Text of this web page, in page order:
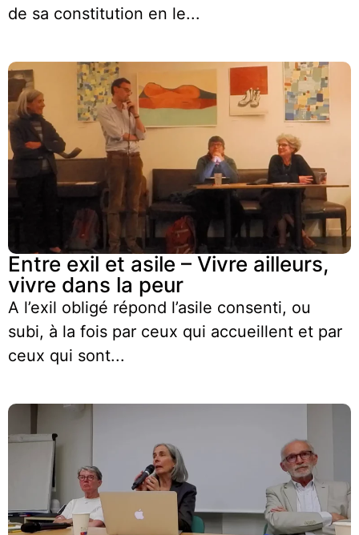
de sa constitution en le...
Entre exil et asile – Vivre ailleurs,
vivre dans la peur
A l’exil obligé répond l’asile consenti, ou
subi, à la fois par ceux qui accueillent et par
ceux qui sont...